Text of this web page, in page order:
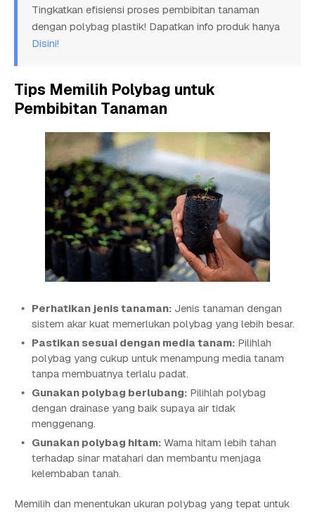
Tingkatkan efisiensi proses pembibitan tanaman
dengan polybag plastik! Dapatkan info produk hanya
Disini!
Tips Memilih Polybag untuk
Pembibitan Tanaman
Perhatikan jenis tanaman: Jenis tanaman dengan
sistem akar kuat memerlukan polybag yang lebih besar.
Pastikan sesuai dengan media tanam: Pilihlah
polybag yang cukup untuk menampung media tanam
tanpa membuatnya terlalu padat.
Gunakan polybag berlubang: Pilihlah polybag
dengan drainase yang baik supaya air tidak
menggenang.
Gunakan polybag hitam: Warna hitam lebih tahan
terhadap sinar matahari dan membantu menjaga
kelembaban tanah.
Memilih dan menentukan ukuran polybag yang tepat untuk